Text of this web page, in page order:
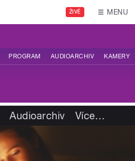
ŽIVĚ MENU
PROGRAM AUDIOARCHIV KAMERY
Audioarchiv Více…